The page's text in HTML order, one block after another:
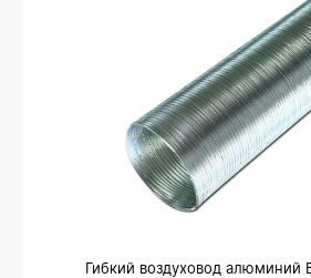
Гибкий воздуховод алюминий